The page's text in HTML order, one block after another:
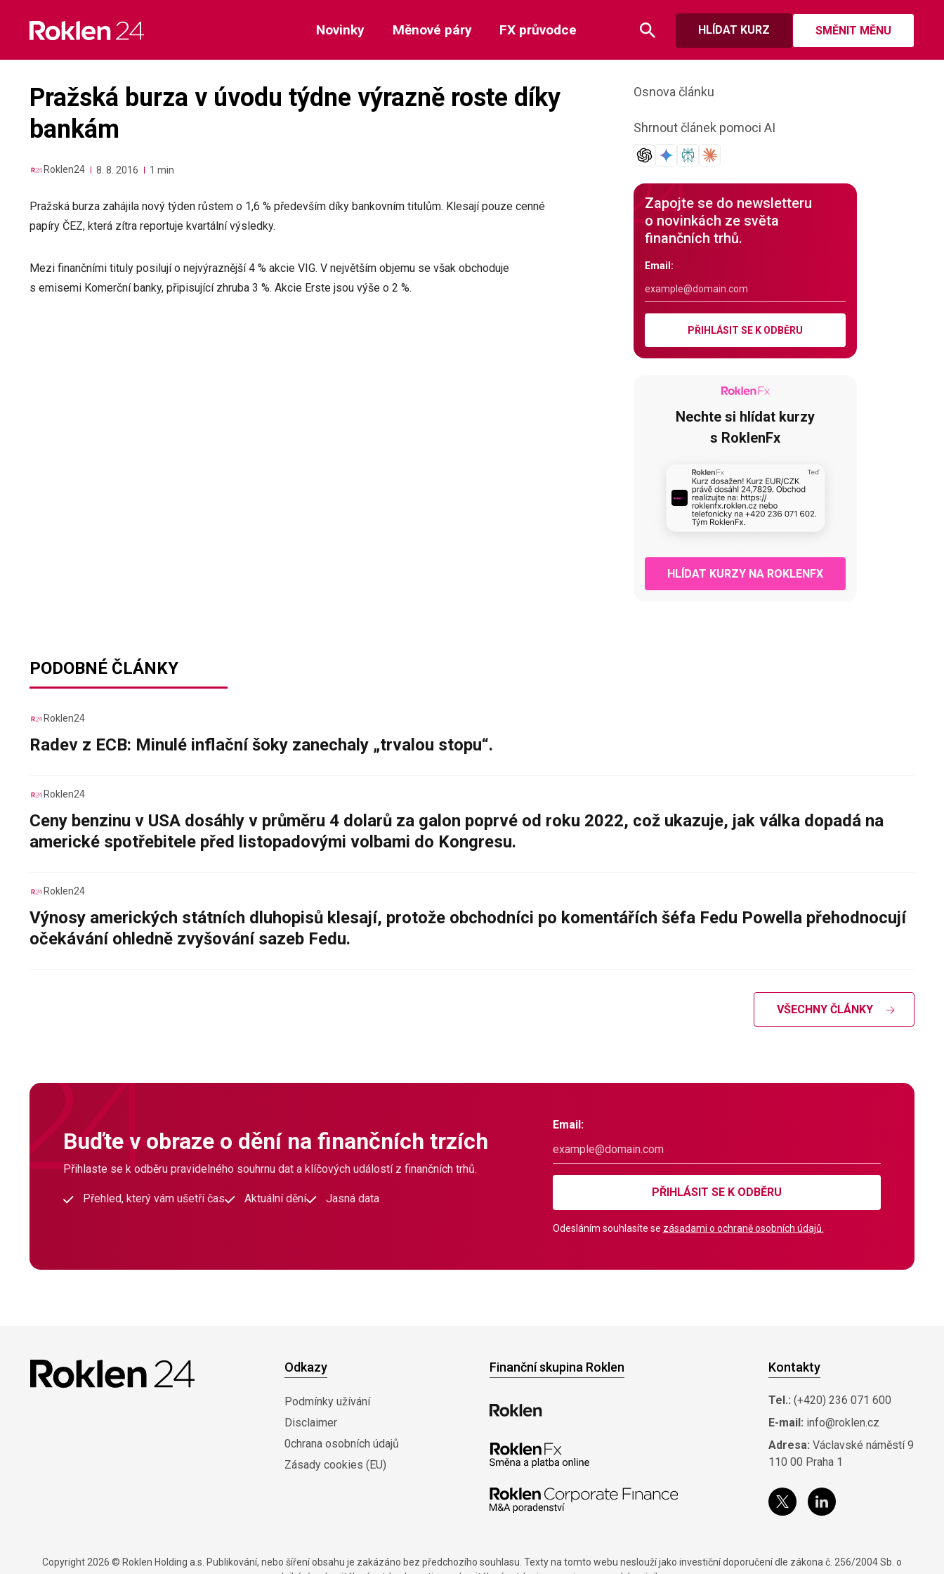
content
HLÍDAT KURZ SMĚNIT MĚNU
Novinky Měnové páry FX průvodce
Pražská burza v úvodu týdne výrazně roste díky
bankám
Roklen24 8. 8. 2016 1 min
Pražská burza zahájila nový týden růstem o 1,6 % především díky bankovním titulům. Klesají pouze cenné
papíry ČEZ, která zítra reportuje kvartální výsledky.
Mezi finančními tituly posilují o nejvýraznější 4 % akcie VIG. V největším objemu se však obchoduje
s emisemi Komerční banky, připisující zhruba 3 %. Akcie Erste jsou výše o 2 %.
Osnova článku
Shrnout článek pomoci AI
Zapojte se do newsletteru
o novinkách ze světa
finančních trhů.
Email:
PŘIHLÁSIT SE K ODBĚRU
Nechte si hlídat kurzy
s RoklenFx
HLÍDAT KURZY NA ROKLENFX
PODOBNÉ ČLÁNKY
Roklen24
Radev z ECB: Minulé inflační šoky zanechaly „trvalou stopu“.
Roklen24
Ceny benzinu v USA dosáhly v průměru 4 dolarů za galon poprvé od roku 2022, což ukazuje, jak válka dopadá na
americké spotřebitele před listopadovými volbami do Kongresu.
Roklen24
Výnosy amerických státních dluhopisů klesají, protože obchodníci po komentářích šéfa Fedu Powella přehodnocují
očekávání ohledně zvyšování sazeb Fedu.
VŠECHNY ČLÁNKY
Buďte v obraze o dění na finančních trzích
Přihlaste se k odběru pravidelného souhrnu dat a klíčových událostí z finančních trhů.
Přehled, který vám ušetří čas Aktuální dění Jasná data
Email:
PŘIHLÁSIT SE K ODBĚRU
Odesláním souhlasíte se zásadami o ochraně osobních údajů.
Odkazy
Podmínky užívání
Disclaimer
0chrana osobních údajů
Zásady cookies (EU)
Finanční skupina Roklen Kontakty
Tel.: (+420) 236 071 600
E-mail: info@roklen.cz
Adresa: Václavské náměstí 9
110 00 Praha 1
Copyright 2026 © Roklen Holding a.s. Publikování, nebo šíření obsahu je zakázáno bez předchozího souhlasu. Texty na tomto webu neslouží jako investiční doporučení dle zákona č. 256/2004 Sb. o